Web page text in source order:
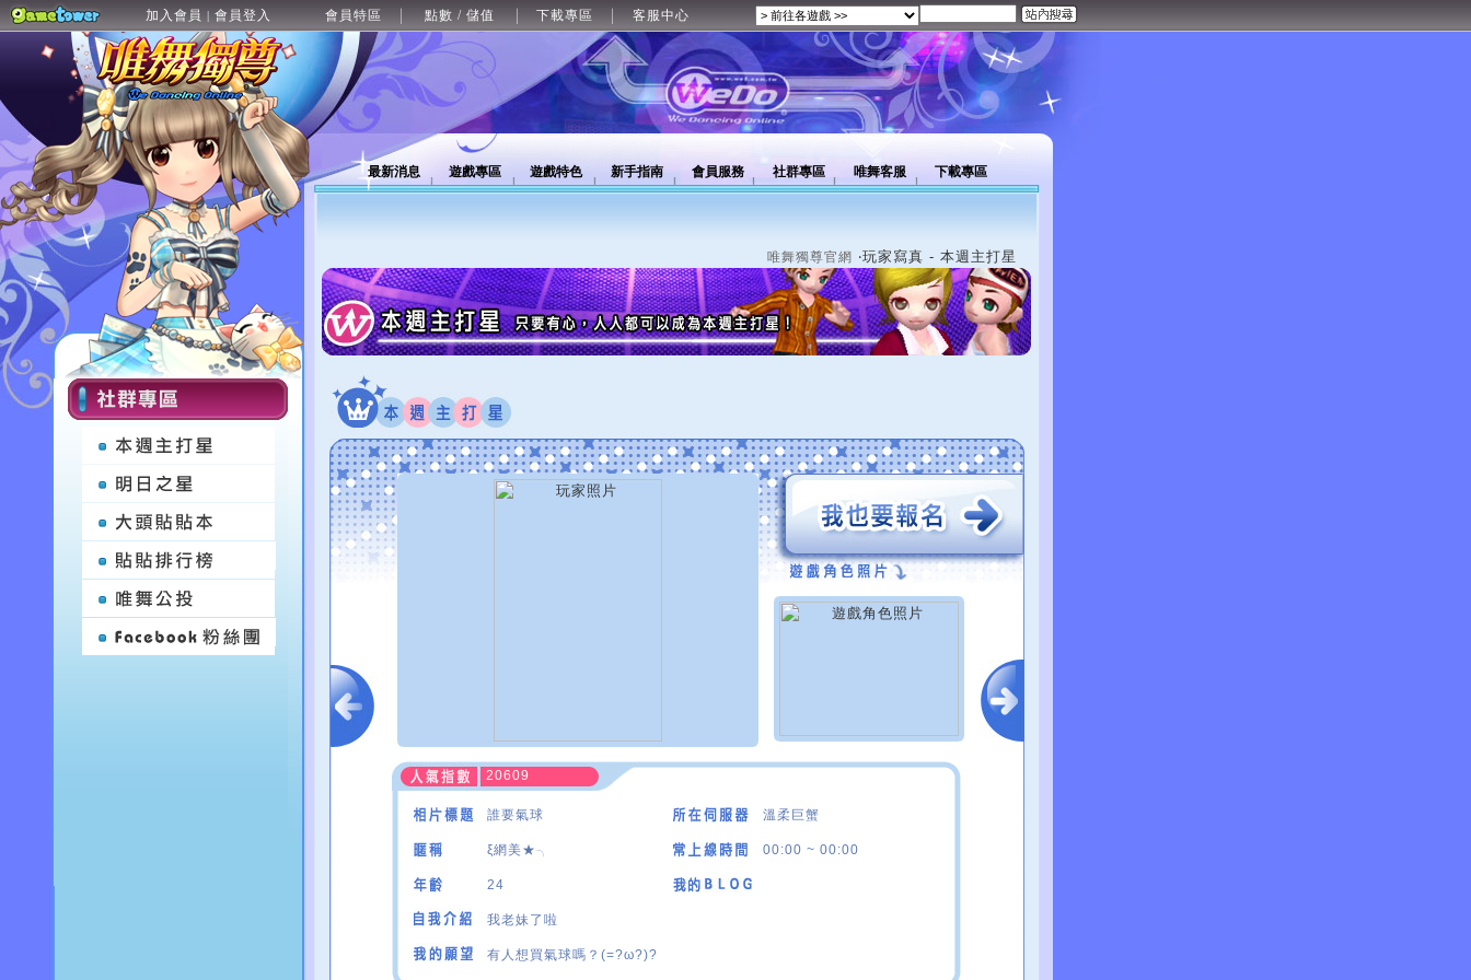
加入會員 | 會員登入 會員特區 點數 / 儲值 下載專區 客服中心
最新消息 遊戲專區 遊戲特色 新手指南 會員服務 社群專區 唯舞客服 下載專區
唯舞獨尊官網 ‧玩家寫真 - 本週主打星
20609
誰要氣球 溫柔巨蟹
ξ網美★╮ 00:00 ~ 00:00
24
我老妹了啦
有人想買氣球嗎？(=?ω?)?